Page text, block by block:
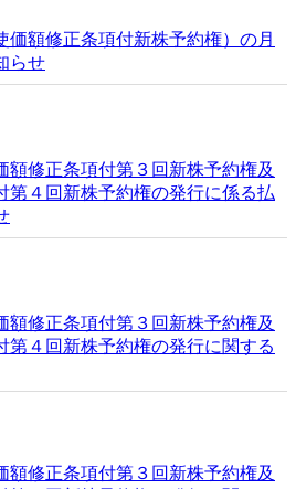
価額修正条項付新株予約権）の月
らせ
額修正条項付第３回新株予約権及
第４回新株予約権の発行に係る払
額修正条項付第３回新株予約権及
第４回新株予約権の発行に関する
額修正条項付第３回新株予約権及